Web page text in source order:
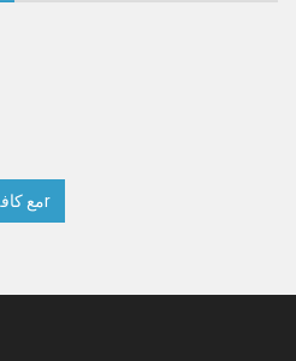
مع كافة الطلباتr